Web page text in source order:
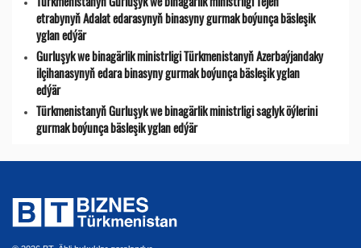
etrabynyň Adalat edarasynyň binasyny gurmak boýunça bäsleşik
yglan edýär
Gurluşyk we binagärlik ministrligi Türkmenistanyň Azerbaýjandaky
ilçihanasynyň edara binasyny gurmak boýunça bäsleşik yglan
edýär
Türkmenistanyň Gurluşyk we binagärlik ministrligi saglyk öýlerini
gurmak boýunça bäsleşik yglan edýär